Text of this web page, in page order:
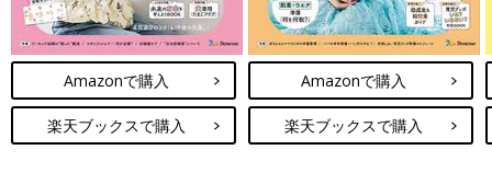
Amazonで購入
楽天ブックスで購入
Amazonで購入
楽天ブックスで購入